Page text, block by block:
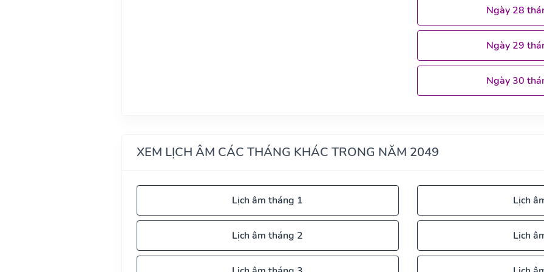
Ngày 28
Ngày 29
Ngày 30
XEM LỊCH ÂM CÁC THÁNG KHÁC TRONG NĂM 2049
Lịch âm tháng 1
Lịch âm tháng 2
Lịch
Lịch